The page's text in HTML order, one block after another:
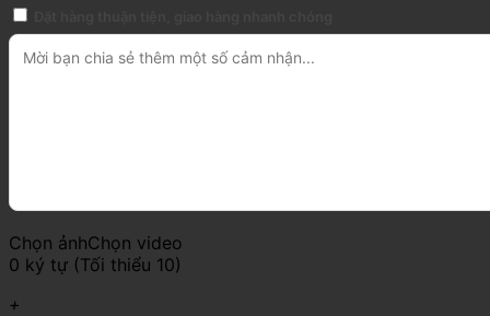
Chọn ảnhChọn video
0 ký tự (Tối thiểu 10)
+